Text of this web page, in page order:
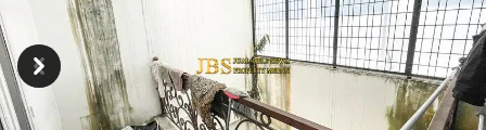
Previous
Next